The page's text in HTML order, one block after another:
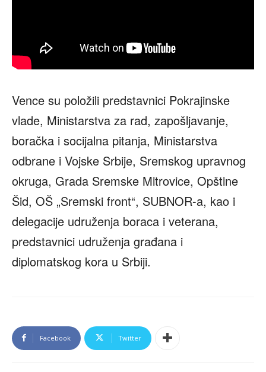
Vence su položili predstavnici Pokrajinske
vlade, Ministarstva za rad, zapošljavanje,
boračka i socijalna pitanja, Ministarstva
odbrane i Vojske Srbije, Sremskog upravnog
okruga, Grada Sremske Mitrovice, Opštine
Šid, OŠ „Sremski front“, SUBNOR-a, kao i
delegacije udruženja boraca i veterana,
predstavnici udruženja građana i
diplomatskog kora u Srbiji.
Facebook Twitter